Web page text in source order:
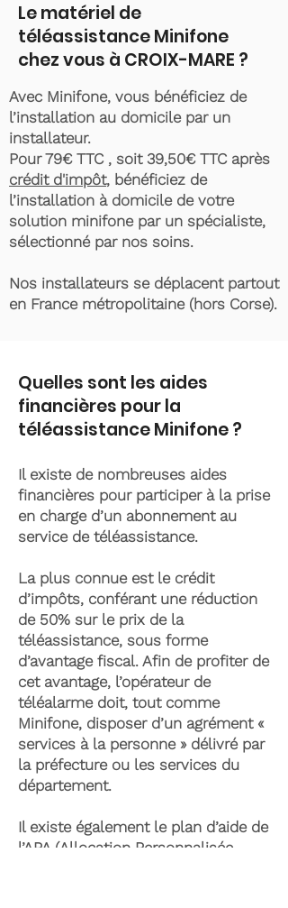
Le matériel de
téléassistance Minifone
chez vous à CROIX-MARE ?
Avec Minifone, vous bénéficiez de
l’installation au domicile par un
installateur.
Pour 79€ TTC , soit 39,50€ TTC après
crédit d'impôt, bénéficiez de
l’installation à domicile de votre
solution minifone par un spécialiste,
sélectionné par nos soins.
Nos installateurs se déplacent partout
en France métropolitaine (hors Corse).
Quelles sont les aides
financières pour la
téléassistance Minifone ?
Il existe de nombreuses aides
financières pour participer à la prise
en charge d’un abonnement au
service de téléassistance.
La plus connue est le crédit
d’impôts, conférant une réduction
de 50% sur le prix de la
téléassistance, sous forme
d’avantage fiscal. Afin de profiter de
cet avantage, l’opérateur de
téléalarme doit, tout comme
Minifone, disposer d’un agrément «
services à la personne » délivré par
la préfecture ou les services du
département.
Il existe également le plan d’aide de
l’APA (Allocation Personnalisée